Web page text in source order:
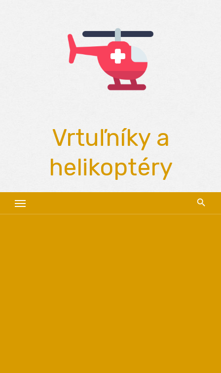
Vrtuľníky a
helikoptéry